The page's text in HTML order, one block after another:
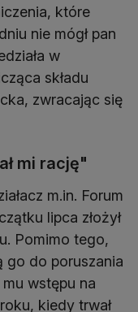
które
nie mógł pan
w
składu
zwracając się
mi rację"
m.in. Forum
lipca złożył
Pomimo tego,
go do poruszania
wstępu na
kiedy trwał